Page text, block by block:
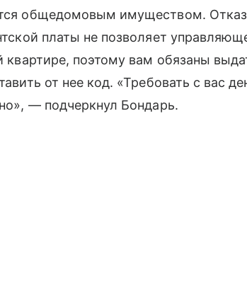
общедомовым имуществом. Отказ
платы не позволяет
квартире, поэтому вам обязаны
от нее код. «Требовать с вас
— подчеркнул Бондарь.